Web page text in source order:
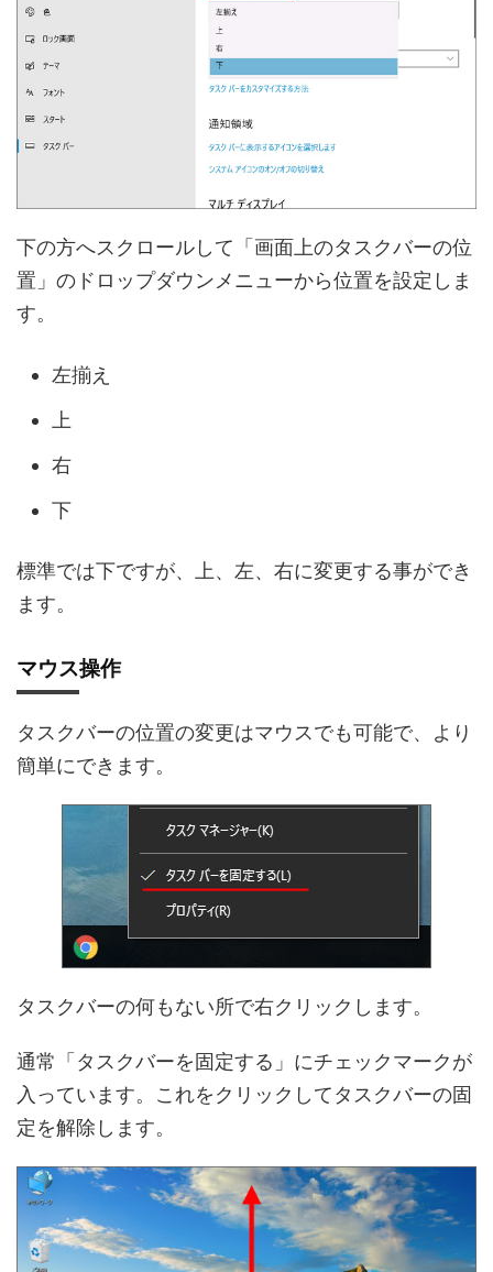
下の方へスクロールして「画面上のタスクバーの位
置」のドロップダウンメニューから位置を設定しま
す。
左揃え
上
右
下
標準では下ですが、上、左、右に変更する事ができ
ます。
マウス操作
タスクバーの位置の変更はマウスでも可能で、より
簡単にできます。
タスクバーの何もない所で右クリックします。
通常「タスクバーを固定する」にチェックマークが
入っています。これをクリックしてタスクバーの固
定を解除します。